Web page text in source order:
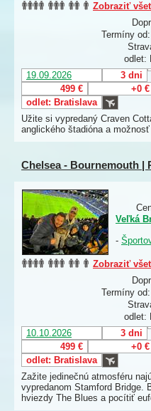
Zobraziť
Termíny
odlet:
19.09.2026
3 dni
499 €
+0 €
odlet: Bratislava
Užite si vypredaný Craven
anglického štadióna a
Chelsea - Bournemouth |
Veľká
-
Zobraziť
Termíny
odlet:
10.10.2026
3 dni
499 €
+0 €
odlet: Bratislava
Zažite jedinečnú atmosféru
vypredanom Stamford
hviezdy The Blues a pocítiť